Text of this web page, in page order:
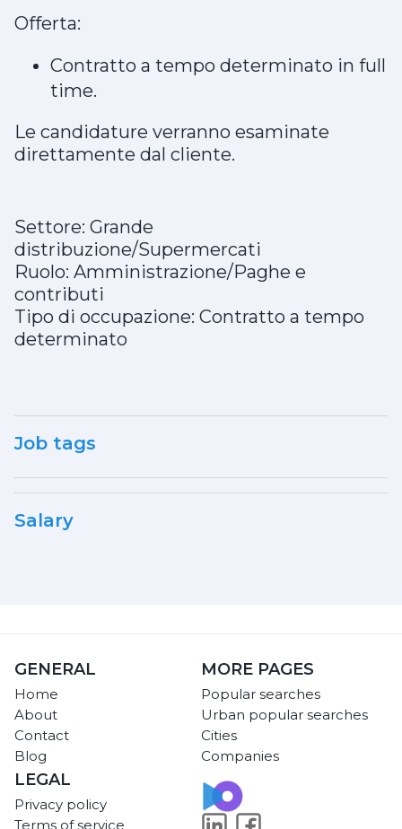
Offerta:
Contratto a tempo determinato in full
time.
Le candidature verranno esaminate
direttamente dal cliente.
Settore: Grande
distribuzione/Supermercati
Ruolo: Amministrazione/Paghe e
contributi
Tipo di occupazione: Contratto a tempo
determinato
Job tags
Salary
GENERAL
Home
About
Contact
Blog
MORE PAGES
Popular searches
Urban popular searches
Cities
Companies
LEGAL
Privacy policy
Terms of service